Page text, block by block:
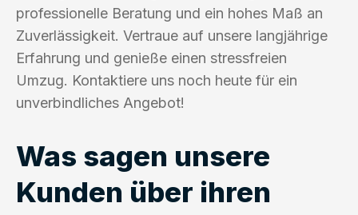
professionelle Beratung und ein hohes Maß an
Zuverlässigkeit. Vertraue auf unsere langjährige
Erfahrung und genieße einen stressfreien
Umzug. Kontaktiere uns noch heute für ein
unverbindliches Angebot!
Was sagen unsere
Kunden über ihren